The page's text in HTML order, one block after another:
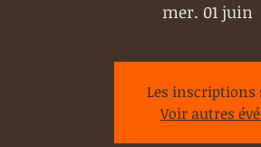
mer. 01 juin
Les inscriptions
Voir autres